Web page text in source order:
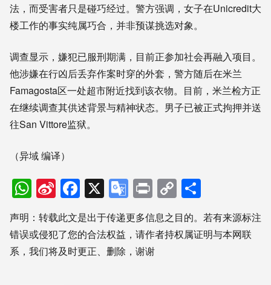
法，而受害者只是碰巧经过。警方强调，女子在Unicredit大
楼工作的事实纯属巧合，并非预谋挑选对象。
调查显示，嫌犯已服刑期满，目前正参加社会再融入项目。
他涉嫌在行凶后丢弃作案时穿的外套，警方随后在米兰
Famagosta区一处超市附近找到该衣物。目前，米兰检方正
在继续调查其供述背景与精神状态。男子已被正式拘押并送
往San Vittore监狱。
（异域 编译）
WhatsApp
Sina
Weibo
Facebook
X Google
Translate
PrintCopy
Link享
声明：转载此文是出于传递更多信息之目的。若有来源标注
错误或侵犯了您的合法权益，请作者持权属证明与本网联
系，我们将及时更正、删除，谢谢